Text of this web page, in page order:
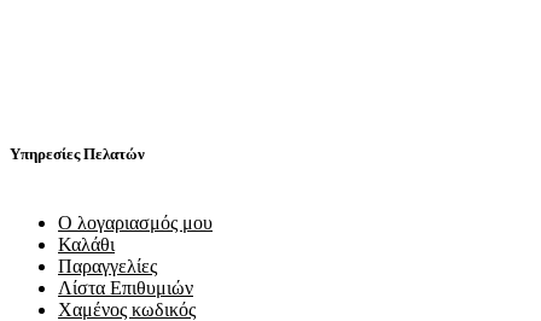
Υπηρεσίες Πελατών
Ο λογαριασμός μου
Καλάθι
Παραγγελίες
Λίστα Επιθυμιών
Χαμένος κωδικός